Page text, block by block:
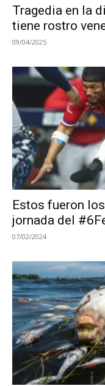
Tragedia en la
tiene rostro
09/04/2025
Estos fueron
jornada del
07/02/2024